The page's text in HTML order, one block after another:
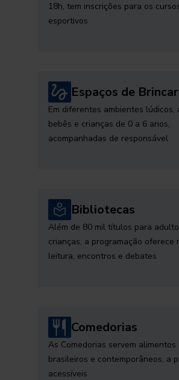
18h, tem inscrições para os
esportivos
Espaços de Brincar
Em diferentes ambientes lúdicos,
bebês e crianças de 0 a 6 anos,
acompanhadas de responsável
Bibliotecas
Além de 80 mil títulos para
crianças, a programação oferece
leitura, encontros e debates
Comedorias
As Comedorias servem alimentos
brasileiros e contemporâneos, a
acessíveis